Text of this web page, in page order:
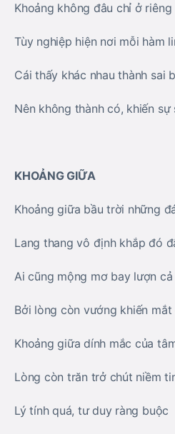
Khoảng không đâu chỉ ở riêng
Tùy nghiệp hiện nơi mỗi hàm
Cái thấy khác nhau thành sai
Nên không thành có, khiến sự
KHOẢNG GIỮA
Khoảng giữa bầu trời những
Lang thang vô định khắp đó
Ai cũng mộng mơ bay lượn cả
Bởi lòng còn vướng khiến mắt
Khoảng giữa dính mắc của
Lòng còn trăn trở chút niềm
Lý tính quá, tư duy ràng buộc